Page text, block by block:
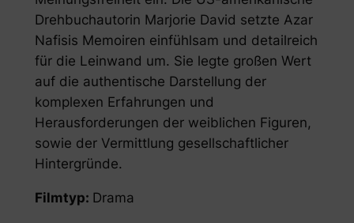
Drehbuchautorin Marjorie David setzte Azar
Nafisis Memoiren einfühlsam und detailreich
für die Leinwand um. Sie legte großen Wert
auf die authentische Darstellung der
komplexen Erfahrungen und
Herausforderungen der weiblichen Figuren,
sowie der Vermittlung gesellschaftlicher
Hintergründe.
Filmtyp: Drama